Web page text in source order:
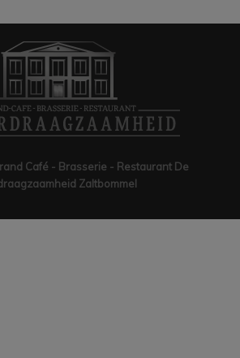
Café - Brasserie - Restaurant De
Zaltbommel